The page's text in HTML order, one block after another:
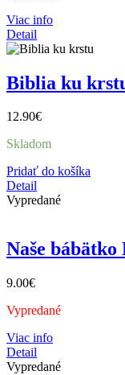
Viac info
Detail
Biblia ku
12.90€
Skladom
Pridať do košíka
Detail
Vypredané
Naše bábätko
9.00€
Vypredané
Viac info
Detail
Vypredané